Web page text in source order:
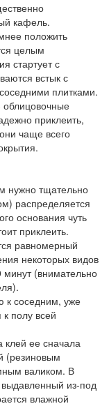
кафель.
положить
целым
стартует с
встык с
плитками.
облицовочные
приклеить,
чаще всего
нужно тщательно
распределяется
основания чуть
приклеить.
равномерный
некоторых видов
минут (внимательно
к соседним, уже
полу всей
клей ее сначала
(резиновым
валиком. В
выдавленный из-под
влажной